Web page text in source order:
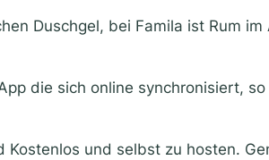
Duschgel, bei Famila ist Rum im
die sich online synchronisiert,
Kostenlos und selbst zu hosten.